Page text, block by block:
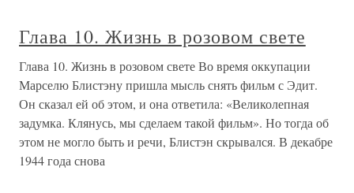
Глава 10. Жизнь в розовом свете
Глава 10. Жизнь в розовом свете Во время оккупации
Марселю Блистэну пришла мысль снять фильм с Эдит.
Он сказал ей об этом, и она ответила: «Великолепная
задумка. Клянусь, мы сделаем такой фильм». Но тогда об
этом не могло быть и речи, Блистэн скрывался. В декабре
1944 года снова